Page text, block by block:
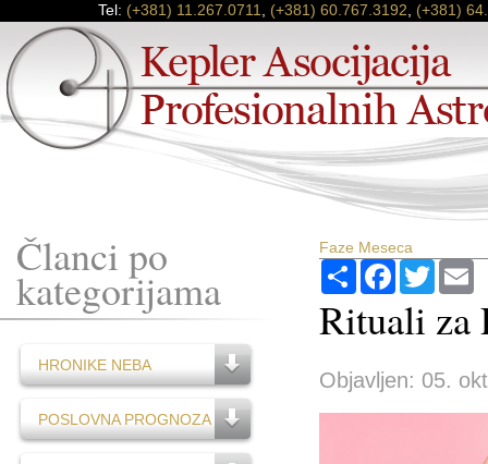
Tel: (+381) 11.267.0711 (+381) 60.767.3192 (+381)
Članci po
kategorijama
HRONIKE NEBA
POSLOVNA PROGNOZA
Faze Meseca
PodijeliFacebook
Twitter
Rituali za
Objavljen: 05.